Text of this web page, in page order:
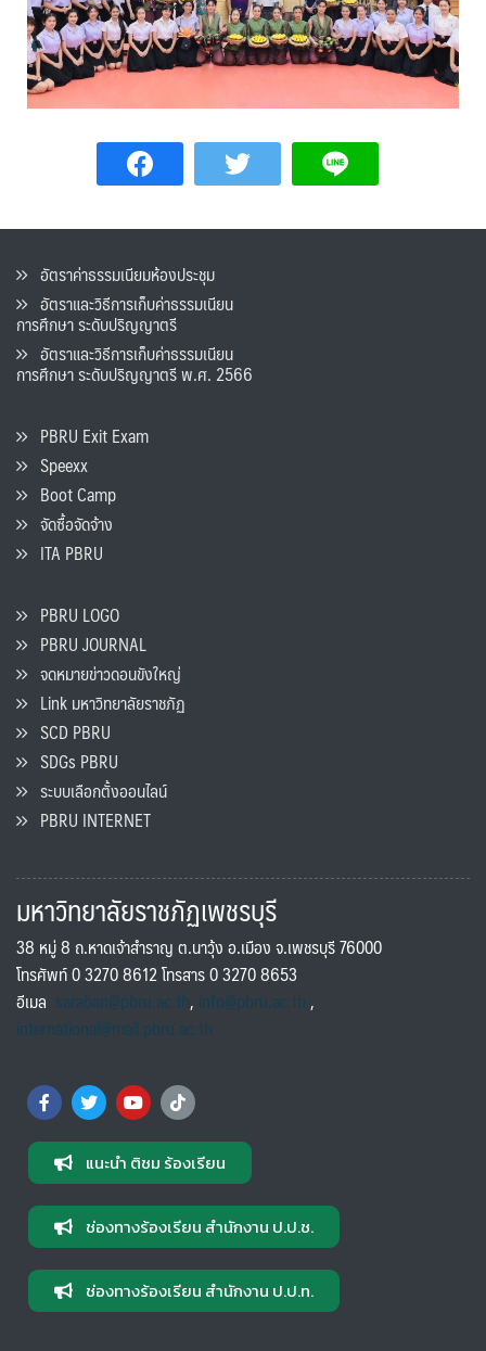
อัตราค่าธรรมเนียมห้องประชุม
อัตราและวิธีการเก็บค่าธรรมเนียน
การศึกษา ระดับปริญญาตรี
อัตราและวิธีการเก็บค่าธรรมเนียน
การศึกษา ระดับปริญญาตรี พ.ศ. 2566
PBRU Exit Exam
Speexx
Boot Camp
จัดซื้อจัดจ้าง
ITA PBRU
PBRU LOGO
PBRU JOURNAL
จดหมายข่าวดอนขังใหญ่
Link มหาวิทยาลัยราชภัฏ
SCD PBRU
SDGs PBRU
ระบบเลือกตั้งออนไลน์
PBRU INTERNET
มหาวิทยาลัยราชภัฏเพชรบุรี
38 หมู่ 8 ถ.หาดเจ้าสำราญ ต.นาวุ้ง อ.เมือง จ.เพชรบุรี 76000
โทรศัพท์ 0 3270 8612 โทรสาร 0 3270 8653
อีเมล saraban@pbru.ac.th, info@pbru.ac.th,
international@mail.pbru.ac.th
แนะนำ ติชม ร้องเรียน
ช่องทางร้องเรียน สำนักงาน ป.ป.ช.
ช่องทางร้องเรียน สำนักงาน ป.ป.ท.